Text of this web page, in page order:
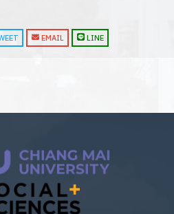
EMAIL LINE